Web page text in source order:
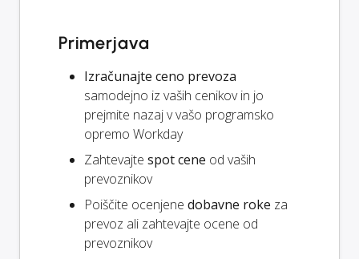
Primerjava
Izračunajte ceno prevoza
samodejno iz vaših cenikov in jo
prejmite nazaj v vašo programsko
opremo Workday
Zahtevajte spot cene od vaših
prevoznikov
Poiščite ocenjene dobavne roke za
prevoz ali zahtevajte ocene od
prevoznikov